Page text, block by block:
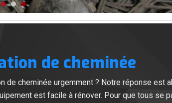
de cheminée
cheminée urgemment ? Notre réponse est
est facile à rénover. Pour que tous se